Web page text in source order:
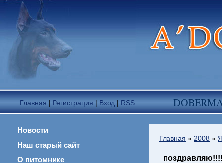
Главная | Регистрация | Вход | RSS
Новости
Наш старый сайт
О питомнике
Главная » 2008 »